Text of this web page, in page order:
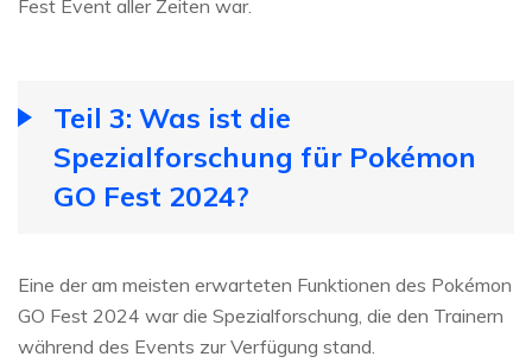
Fest Event aller Zeiten war.
Teil 3: Was ist die
Spezialforschung für Pokémon
GO Fest 2024?
Eine der am meisten erwarteten Funktionen des Pokémon
GO Fest 2024 war die Spezialforschung, die den Trainern
während des Events zur Verfügung stand.